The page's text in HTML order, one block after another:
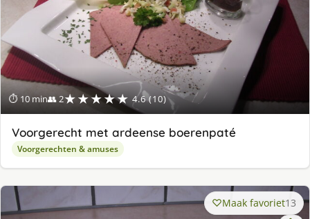
⏱ 10 min👥 2★★★★★ 4.6 (10)
Voorgerecht met ardeense boerenpaté
Voorgerechten & amuses
Maak favoriet13